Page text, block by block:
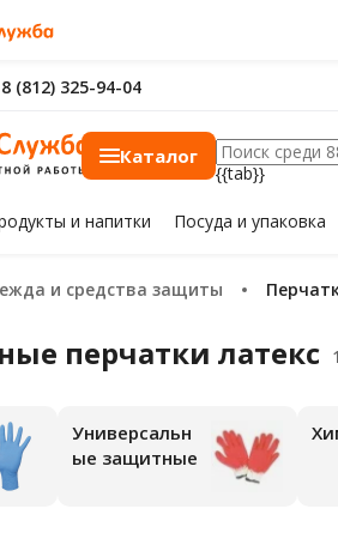
8 (812) 325-94-04
Каталог
{{tab}}
и напитки Посуда и упаковка
и средства защиты
перчатки латекс
Универсальн
ые защитные